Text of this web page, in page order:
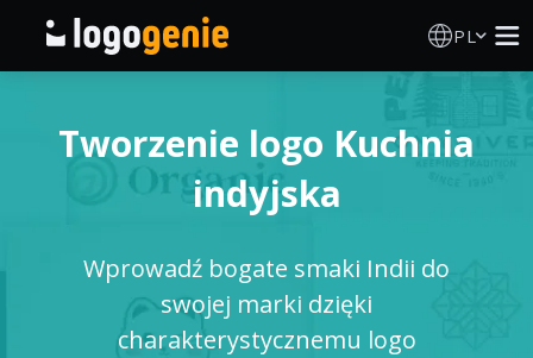
PL
Generator logo AI
Tworzenie logo Kuchnia
indyjska
Wprowadź bogate smaki Indii do
swojej marki dzięki
charakterystycznemu logo